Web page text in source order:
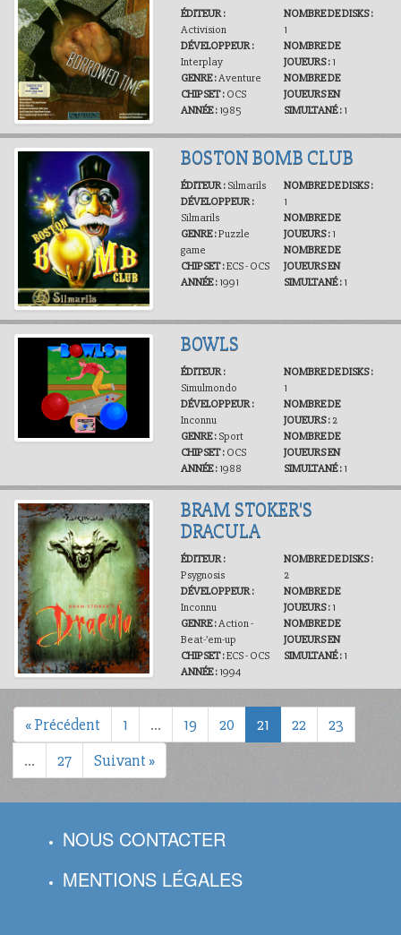
ÉDITEUR :
Activision
DÉVELOPPEUR :
Interplay
GENRE :Aventure
CHIPSET :OCS
ANNÉE :1985
NOMBRE DE DISKS :
1
NOMBRE DE
JOUEURS :1
NOMBRE DE
JOUEURS EN
SIMULTANÉ :1
BOSTON BOMB CLUB
ÉDITEUR :Silmarils
DÉVELOPPEUR :
Silmarils
GENRE :Puzzle
game
CHIPSET :ECS - OCS
ANNÉE :1991
NOMBRE DE DISKS :
1
NOMBRE DE
JOUEURS :1
NOMBRE DE
JOUEURS EN
SIMULTANÉ :1
BOWLS
ÉDITEUR :
Simulmondo
DÉVELOPPEUR :
Inconnu
GENRE :Sport
CHIPSET :OCS
ANNÉE :1988
NOMBRE DE DISKS :
1
NOMBRE DE
JOUEURS :2
NOMBRE DE
JOUEURS EN
SIMULTANÉ :1
BRAM STOKER'S
DRACULA
ÉDITEUR :
Psygnosis
DÉVELOPPEUR :
Inconnu
GENRE :Action -
Beat-'em-up
CHIPSET :ECS - OCS
ANNÉE :1994
NOMBRE DE DISKS :
2
NOMBRE DE
JOUEURS :1
NOMBRE DE
JOUEURS EN
SIMULTANÉ :1
« Précédent 1 … 19 20 21 22
23
…
27 Suivant »
NOUS CONTACTER
MENTIONS LÉGALES